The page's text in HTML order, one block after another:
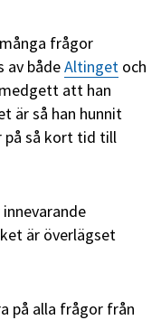
frågor
av bådeAltinget och
att han
är så han hunnit
så kort tid till
är överlägset
på alla frågor från